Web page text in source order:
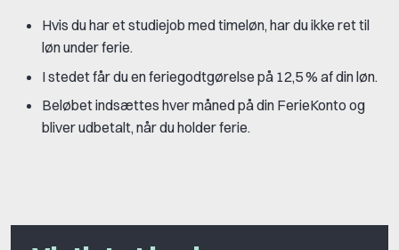
Hvis du har et studiejob med timeløn, har du ikke ret til
løn under ferie.
I stedet får du en feriegodtgørelse på 12,5 % af din løn.
Beløbet indsættes hver måned på din FerieKonto og
bliver udbetalt, når du holder ferie.